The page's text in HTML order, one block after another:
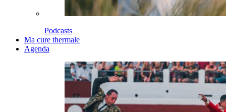
Podcasts
Ma cure thermale
Agenda